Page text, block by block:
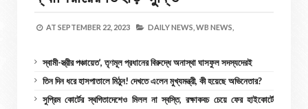
AT SEPTEMBER 22, 2023 DAILY NEWS, WB NEWS,
স্বামী-স্ত্রীর পঞ্চায়েত’, তৃণমূল প্রধানের বিরুদ্ধে অনাস্থা ঘাসফুল সদস্যদেরই
তিন দিন ধরে হাসপাতালে মিঠুন! দেখতে এলেন মুখ্যমন্ত্রী, কী হয়েছে অভিনেতার?
সুপ্রিম কোর্টের স্থগিতাদেশেও মিলল না স্বস্তি, রক্ষাকবচ চেয়ে ফের হাইকোর্টে